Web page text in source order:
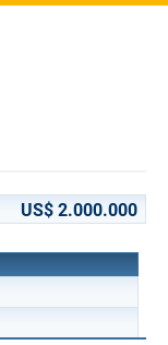
US$ 2.000.000